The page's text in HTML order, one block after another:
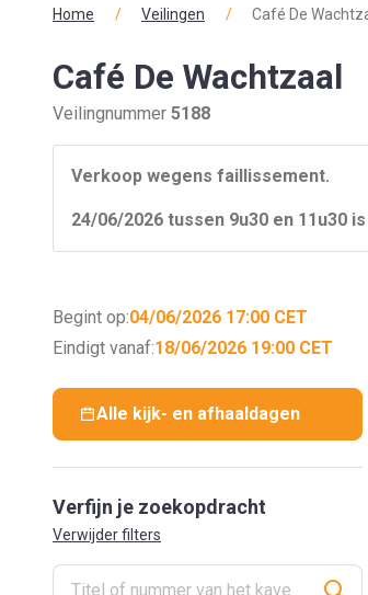
Home / Veilingen / Café De
Café De Wachtzaal
Veilingnummer 5188
Verkoop wegens faillissement.
24/06/2026 tussen 9u30 en 11u30
Begint op:04/06/2026 17:00 CET
Eindigt vanaf:18/06/2026 19:00 CET
Alle kijk- en afhaaldagen
Verfijn je zoekopdracht
Verwijder filters